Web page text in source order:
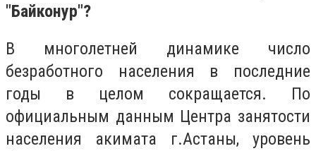
"Байконур"?
В многолетней динамике число
безработного населения в последние
годы в целом сокращается. По
официальным данным Центра занятости
населения акимата г.Астаны, уровень